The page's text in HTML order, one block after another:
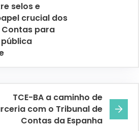
selos e
crucial dos
Contas para
TCE-BA a caminho de
com o Tribunal de
Contas da Espanha